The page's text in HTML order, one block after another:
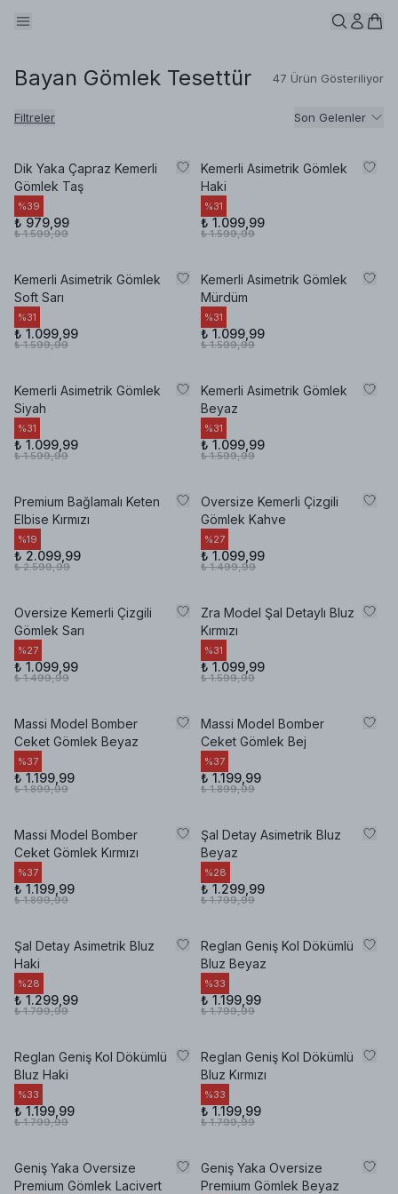
Bayan Gömlek Tesettür 47 Ürün Gösteriliyor
Filtreler Son Gelenler
Dik Yaka Çapraz Kemerli
Gömlek Taş
%39
₺ 979,99
₺ 1.599,99
Kemerli Asimetrik Gömlek
Haki
%31
₺ 1.099,99
₺ 1.599,99
Kemerli Asimetrik Gömlek
Soft Sarı
%31
₺ 1.099,99
₺ 1.599,99
Kemerli Asimetrik Gömlek
Mürdüm
%31
₺ 1.099,99
₺ 1.599,99
Kemerli Asimetrik Gömlek
Siyah
%31
₺ 1.099,99
₺ 1.599,99
Kemerli Asimetrik Gömlek
Beyaz
%31
₺ 1.099,99
₺ 1.599,99
Premium Bağlamalı Keten
Elbise Kırmızı
%19
₺ 2.099,99
₺ 2.599,99
Oversize Kemerli Çizgili
Gömlek Kahve
%27
₺ 1.099,99
₺ 1.499,99
Oversize Kemerli Çizgili
Gömlek Sarı
%27
₺ 1.099,99
₺ 1.499,99
Zra Model Şal Detaylı Bluz
Kırmızı
%31
₺ 1.099,99
₺ 1.599,99
Massi Model Bomber
Ceket Gömlek Beyaz
%37
₺ 1.199,99
₺ 1.899,99
Massi Model Bomber
Ceket Gömlek Bej
%37
₺ 1.199,99
₺ 1.899,99
Massi Model Bomber
Ceket Gömlek Kırmızı
%37
₺ 1.199,99
₺ 1.899,99
Şal Detay Asimetrik Bluz
Beyaz
%28
₺ 1.299,99
₺ 1.799,99
Şal Detay Asimetrik Bluz
Haki
%28
₺ 1.299,99
₺ 1.799,99
Reglan Geniş Kol Dökümlü
Bluz Beyaz
%33
₺ 1.199,99
₺ 1.799,99
Reglan Geniş Kol Dökümlü
Bluz Haki
%33
₺ 1.199,99
₺ 1.799,99
Reglan Geniş Kol Dökümlü
Bluz Kırmızı
%33
₺ 1.199,99
₺ 1.799,99
Geniş Yaka Oversize
Premium Gömlek Lacivert
Geniş Yaka Oversize
Premium Gömlek Beyaz